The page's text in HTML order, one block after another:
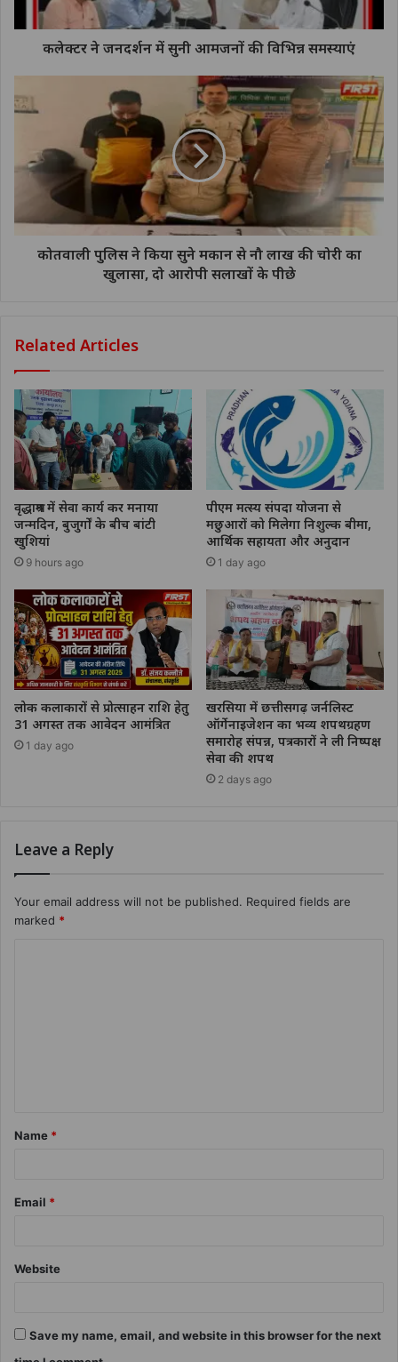
कलेक्टर ने जनदर्शन में सुनी आमजनों की विभिन्न समस्याएं
कोतवाली पुलिस ने किया सुने मकान से नौ लाख की चोरी का
खुलासा, दो आरोपी सलाखों के पीछे
Related Articles
वृद्धाश्रम में सेवा कार्य कर मनाया
जन्मदिन, बुजुर्गों के बीच बांटी
खुशियां
9 hours ago
पीएम मत्स्य संपदा योजना से
मछुआरों को मिलेगा निशुल्क बीमा,
आर्थिक सहायता और अनुदान
1 day ago
लोक कलाकारों से प्रोत्साहन राशि हेतु
31 अगस्त तक आवेदन आमंत्रित
1 day ago
खरसिया में छत्तीसगढ़ जर्नलिस्ट
ऑर्गेनाइजेशन का भव्य शपथग्रहण
समारोह संपन्न, पत्रकारों ने ली निष्पक्ष
सेवा की शपथ
2 days ago
Leave a Reply
Your email address will not be published. Required fields are
marked *
Name *
Email *
Website
Save my name, email, and website in this browser for the next